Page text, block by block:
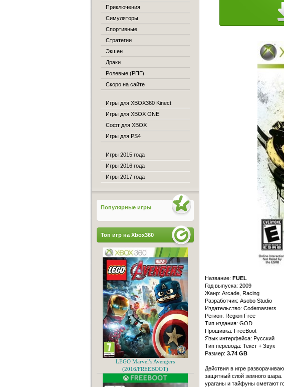
Название: FUEL
Год выпуска: 2009
Жанр: Arcade, Racing
Разработчик: Asobo Studio
Издательство: Codemasters
Регион: Region Free
Тип издания: GOD
Прошивка: FreeBoot
Язык интерфейса: Русский
Тип перевода: Текст + Звук
Размер: 3.74 GB
Действия в игре
защитный слой земного шара.
ураганы и тайфуны сметают
Приключения
Симуляторы
Спортивные
Стратегии
Экшен
Драки
Ролевые (РПГ)
Скоро на сайте
Игры для XBOX360 Kinect
Игры для XBOX ONE
Софт для XBOX
Игры для PS4
Игры 2015 года
Игры 2016 года
Игры 2017 года
Популярные игры
Топ игр на Xbox360
LEGO Marvel’s Avengers
(2016/FREEBOOT)